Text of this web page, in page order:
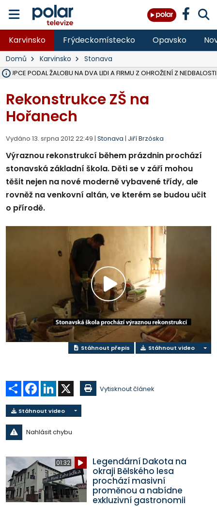
Karvinsko Frýdeckomístecko Opavsko
Domů Karvinsko Stonava
PODAL ŽALOBU NA DVA LIDI A FIRMU Z OHROŽENÍ Z NEDBALOSTI
Rekonstrukce ZŠ na
Hořanech
Vydáno 13. srpna 2012 22:49 | Stonava | Jiří Brzóska
Výraznou rekonstrukcí během prázdnin prochází
stonavská základní škola. Děti se v září mohou
těšit nejen na nové moderně vybavené třídy, ale
rovněž na venkovní altán, ve kterém se budou učit
o přírodě.
Přehrát
video
Stáhnout přepis Stáhnout video
Sdílet Facebook
LinkedIn Vytisknout článek
Stáhnout video
Nahlásit chybu
01:32
Legendární Dakota na
okraji Bělského lesa
prochází masivní
proměnou a nabídne
exkluzivní gastronomii